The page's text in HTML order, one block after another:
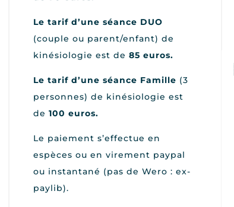
Le tarif d’une séance DUO
(couple ou parent/enfant) de
kinésiologie est de 85 euros.
Le tarif d’une séance Famille (3
personnes) de kinésiologie est
de 100 euros.
Le paiement s’effectue en
espèces ou en virement paypal
ou instantané (pas de Wero : ex-
paylib).